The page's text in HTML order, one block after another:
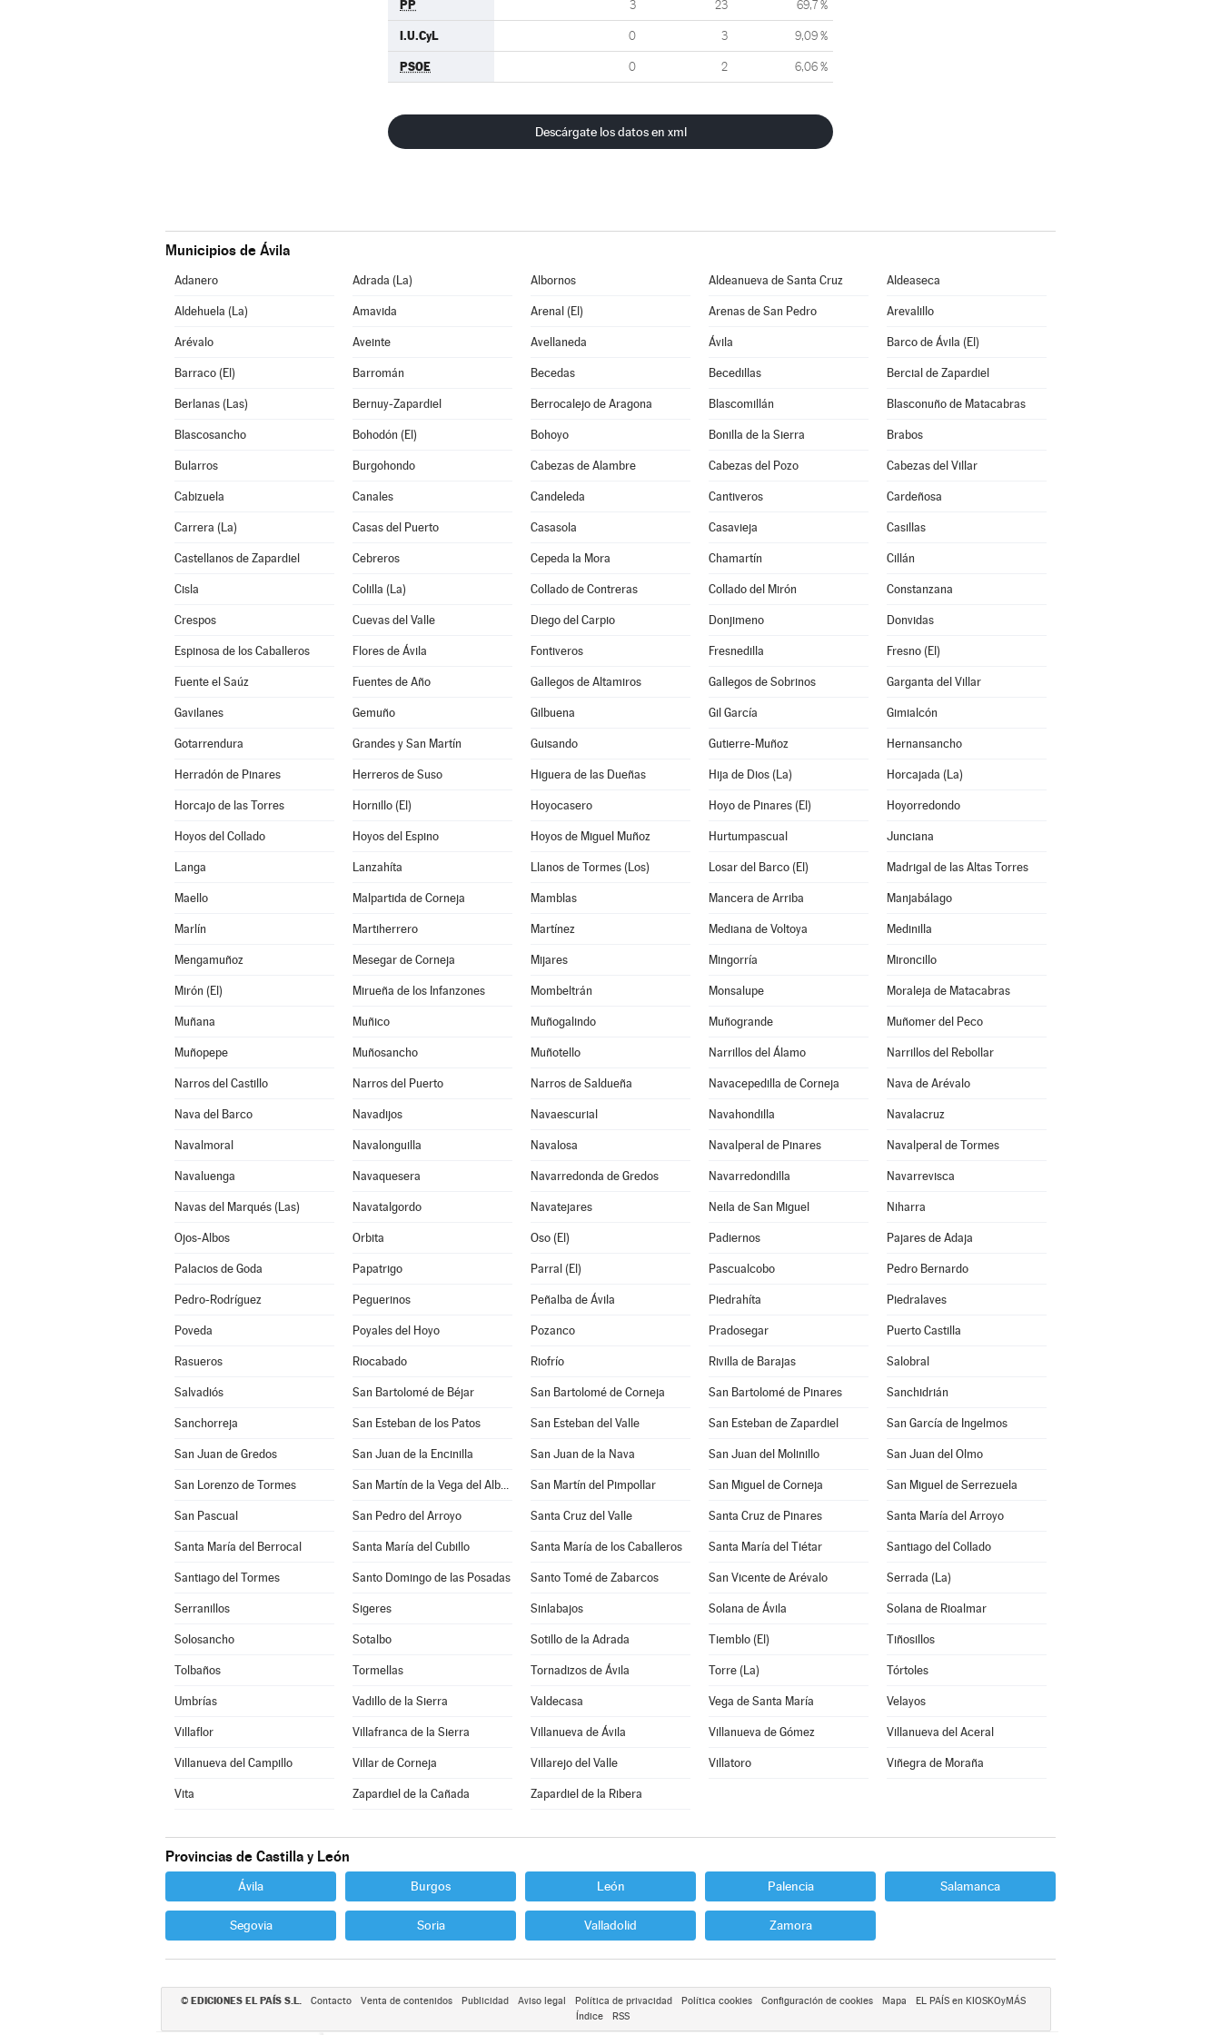
PP 3 23 69,7 %
I.U.CyL 0 3 9,09 %
PSOE 0 2 6,06 %
Descárgate los datos en xml
Municipios de Ávila
Adanero Adrada (La) Albornos Aldeanueva de Santa Cruz Aldeaseca
Aldehuela (La) Amavida Arenal (El) Arenas de San Pedro Arevalillo
Arévalo Aveinte Avellaneda Ávila Barco de Ávila (El)
Barraco (El) Barromán Becedas Becedillas Bercial de Zapardiel
Berlanas (Las) Bernuy-Zapardiel Berrocalejo de Aragona Blascomillán Blasconuño de Matacabras
Blascosancho Bohodón (El) Bohoyo Bonilla de la Sierra Brabos
Bularros Burgohondo Cabezas de Alambre Cabezas del Pozo Cabezas del Villar
Cabizuela Canales Candeleda Cantiveros Cardeñosa
Carrera (La) Casas del Puerto Casasola Casavieja Casillas
Castellanos de Zapardiel Cebreros Cepeda la Mora Chamartín Cillán
Cisla Colilla (La) Collado de Contreras Collado del Mirón Constanzana
Crespos Cuevas del Valle Diego del Carpio Donjimeno Donvidas
Espinosa de los Caballeros Flores de Ávila Fontiveros Fresnedilla Fresno (El)
Fuente el Saúz Fuentes de Año Gallegos de Altamiros Gallegos de Sobrinos Garganta del Villar
Gavilanes Gemuño Gilbuena Gil García Gimialcón
Gotarrendura Grandes y San Martín Guisando Gutierre-Muñoz Hernansancho
Herradón de Pinares Herreros de Suso Higuera de las Dueñas Hija de Dios (La) Horcajada (La)
Horcajo de las Torres Hornillo (El) Hoyocasero Hoyo de Pinares (El) Hoyorredondo
Hoyos del Collado Hoyos del Espino Hoyos de Miguel Muñoz Hurtumpascual Junciana
Langa Lanzahíta Llanos de Tormes (Los) Losar del Barco (El) Madrigal de las Altas Torres
Maello Malpartida de Corneja Mamblas Mancera de Arriba Manjabálago
Marlín Martiherrero Martínez Mediana de Voltoya Medinilla
Mengamuñoz Mesegar de Corneja Mijares Mingorría Mironcillo
Mirón (El) Mirueña de los Infanzones Mombeltrán Monsalupe Moraleja de Matacabras
Muñana Muñico Muñogalindo Muñogrande Muñomer del Peco
Muñopepe Muñosancho Muñotello Narrillos del Álamo Narrillos del Rebollar
Narros del Castillo Narros del Puerto Narros de Saldueña Navacepedilla de Corneja Nava de Arévalo
Nava del Barco Navadijos Navaescurial Navahondilla Navalacruz
Navalmoral Navalonguilla Navalosa Navalperal de Pinares Navalperal de Tormes
Navaluenga Navaquesera Navarredonda de Gredos Navarredondilla Navarrevisca
Navas del Marqués (Las) Navatalgordo Navatejares Neila de San Miguel Niharra
Ojos-Albos Orbita Oso (El) Padiernos Pajares de Adaja
Palacios de Goda Papatrigo Parral (El) Pascualcobo Pedro Bernardo
Pedro-Rodríguez Peguerinos Peñalba de Ávila Piedrahíta Piedralaves
Poveda Poyales del Hoyo Pozanco Pradosegar Puerto Castilla
Rasueros Riocabado Riofrío Rivilla de Barajas Salobral
Salvadiós San Bartolomé de Béjar San Bartolomé de Corneja San Bartolomé de Pinares Sanchidrián
Sanchorreja San Esteban de los Patos San Esteban del Valle San Esteban de Zapardiel San García de Ingelmos
San Juan de Gredos San Juan de la Encinilla San Juan de la Nava San Juan del Molinillo San Juan del Olmo
San Lorenzo de Tormes San Martín de la Vega del Alberche San Martín del Pimpollar San Miguel de Corneja San Miguel de Serrezuela
San Pascual San Pedro del Arroyo Santa Cruz del Valle Santa Cruz de Pinares Santa María del Arroyo
Santa María del Berrocal Santa María del Cubillo Santa María de los Caballeros Santa María del Tiétar Santiago del Collado
Santiago del Tormes Santo Domingo de las Posadas Santo Tomé de Zabarcos San Vicente de Arévalo Serrada (La)
Serranillos Sigeres Sinlabajos Solana de Ávila Solana de Rioalmar
Solosancho Sotalbo Sotillo de la Adrada Tiemblo (El) Tiñosillos
Tolbaños Tormellas Tornadizos de Ávila Torre (La) Tórtoles
Umbrías Vadillo de la Sierra Valdecasa Vega de Santa María Velayos
Villaflor Villafranca de la Sierra Villanueva de Ávila Villanueva de Gómez Villanueva del Aceral
Villanueva del Campillo Villar de Corneja Villarejo del Valle Villatoro Viñegra de Moraña
Vita Zapardiel de la Cañada Zapardiel de la Ribera
Provincias de Castilla y León
Ávila Burgos León Palencia Salamanca
Segovia Soria Valladolid Zamora
© EDICIONES EL PAÍS S.L. Contacto Venta de contenidos Publicidad Aviso legal Política de privacidad Política cookies Configuración de cookies Mapa
EL PAÍS en KIOSKOyMÁS
Índice
RSS